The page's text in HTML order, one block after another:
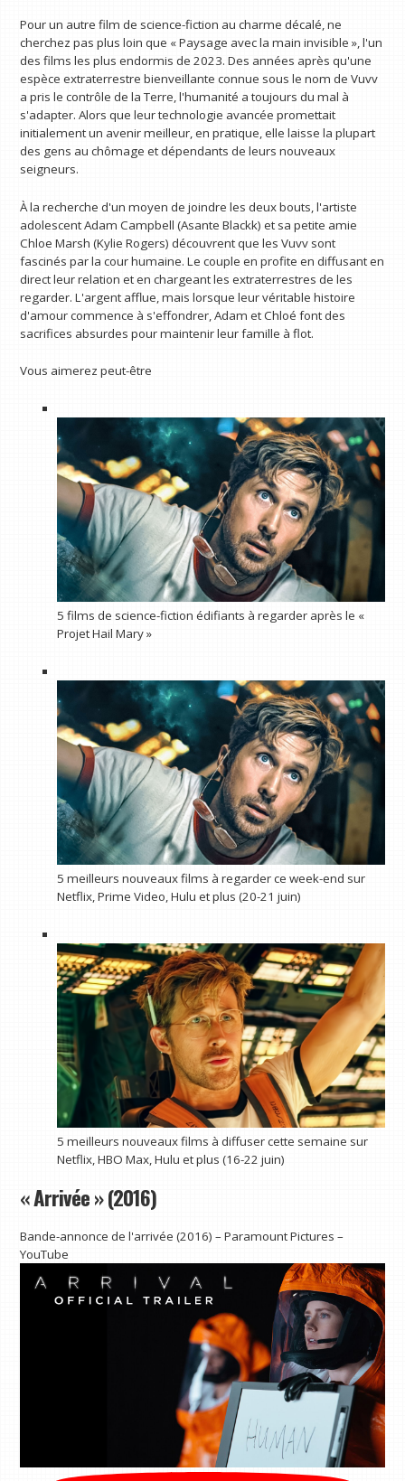
Pour un autre film de science-fiction au charme décalé, ne
cherchez pas plus loin que « Paysage avec la main invisible », l'un
des films les plus endormis de 2023. Des années après qu'une
espèce extraterrestre bienveillante connue sous le nom de Vuvv
a pris le contrôle de la Terre, l'humanité a toujours du mal à
s'adapter. Alors que leur technologie avancée promettait
initialement un avenir meilleur, en pratique, elle laisse la plupart
des gens au chômage et dépendants de leurs nouveaux
seigneurs.
À la recherche d'un moyen de joindre les deux bouts, l'artiste
adolescent Adam Campbell (Asante Blackk) et sa petite amie
Chloe Marsh (Kylie Rogers) découvrent que les Vuvv sont
fascinés par la cour humaine. Le couple en profite en diffusant en
direct leur relation et en chargeant les extraterrestres de les
regarder. L'argent afflue, mais lorsque leur véritable histoire
d'amour commence à s'effondrer, Adam et Chloé font des
sacrifices absurdes pour maintenir leur famille à flot.
Vous aimerez peut-être
5 films de science-fiction édifiants à regarder après le «
Projet Hail Mary »
5 meilleurs nouveaux films à regarder ce week-end sur
Netflix, Prime Video, Hulu et plus (20-21 juin)
5 meilleurs nouveaux films à diffuser cette semaine sur
Netflix, HBO Max, Hulu et plus (16-22 juin)
« Arrivée » (2016)
Bande-annonce de l'arrivée (2016) – Paramount Pictures –
YouTube